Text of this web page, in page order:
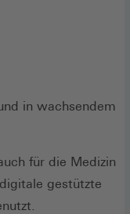
in wachsendem
für die Medizin
gestützte